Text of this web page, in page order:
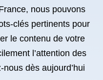
nous pouvons
clés pertinents pour
le contenu de votre
l’attention des
dès aujourd’hui